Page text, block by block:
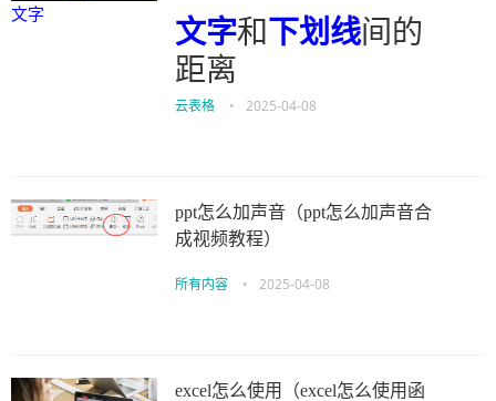
文字 文字和下划线间的
距离
云表格 • 2025-04-08
ppt怎么加声音（ppt怎么加声音合
成视频教程）
所有内容 • 2025-04-08
excel怎么使用（excel怎么使用函